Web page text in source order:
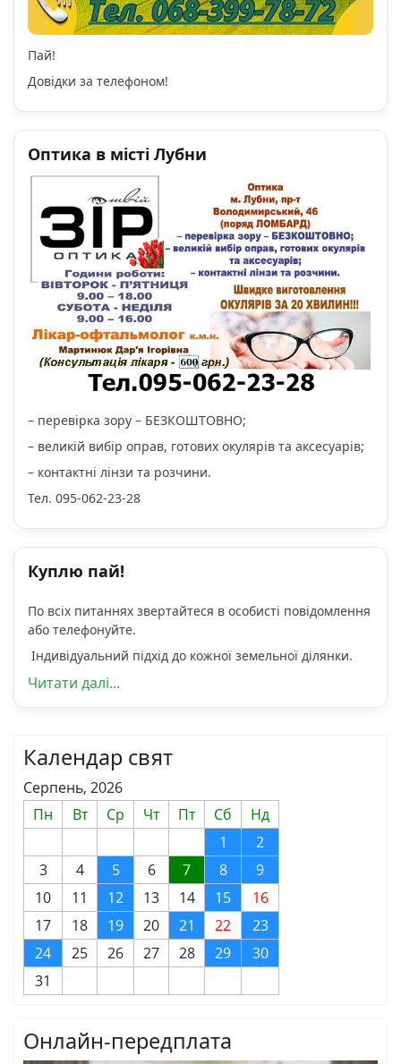
Пай!
Довідки за телефоном!
Оптика в місті Лубни
– перевірка зору – БЕЗКОШТОВНО;
– великій вибір оправ, готових окулярів та аксесуарів;
– контактні лінзи та розчини.
Тел. 095-062-23-28
Куплю пай!
По всіх питаннях звертайтеся в особисті повідомлення
або телефонуйте.
Індивідуальний підхід до кожної земельної ділянки.
Читати далі...
Календар свят
Серпень, 2026
Пн
Вт Ср Чт Пт Сб
Нд
1
2
3
4 5 6 7 8
9
10
11 12 13 14 15
16
17
18 19 20 21 22
23
24
25 26 27 28 29
30
31
Онлайн-передплата